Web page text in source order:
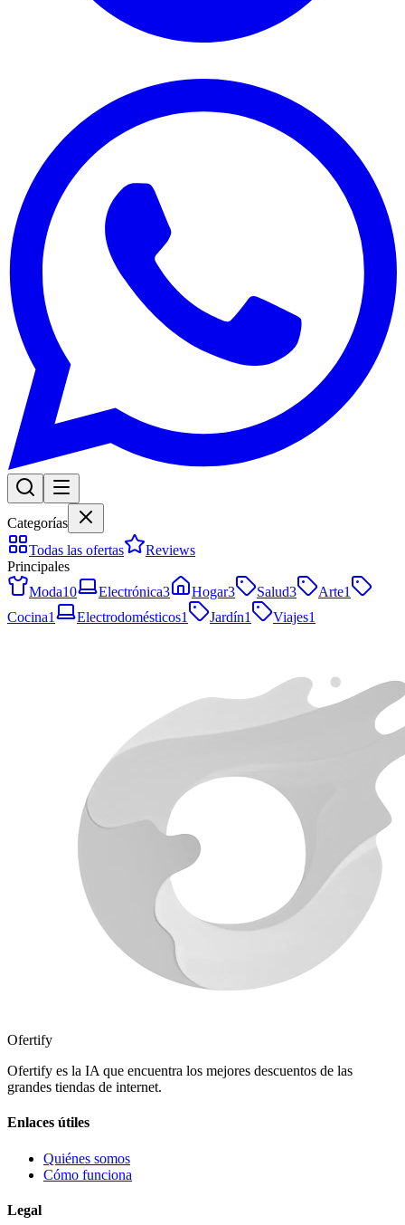
Categorías
Todas las ofertas
Reviews
Principales
Moda10 Electrónica3 Hogar3 Salud3 Arte1
Cocina1 Electrodomésticos1 Jardín1 Viajes1
Ofertify
Ofertify es la IA que encuentra los mejores descuentos de las
grandes tiendas de internet.
Enlaces útiles
Quiénes somos
Cómo funciona
Legal